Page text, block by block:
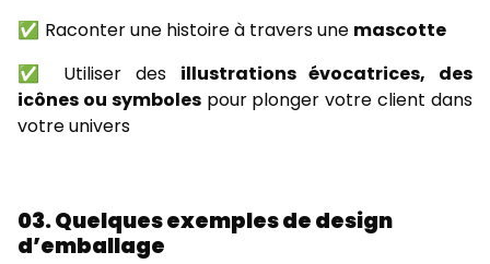
✅ Raconter une histoire à travers une mascotte
✅ Utiliser des illustrations évocatrices, des
icônes ou symbolespour plonger votre client dans
votre univers
03. Quelques exemples de design
d’emballage